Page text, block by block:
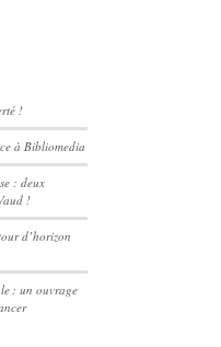
!
à Bibliomedia
: deux
!
d’horizon
: un ouvrage